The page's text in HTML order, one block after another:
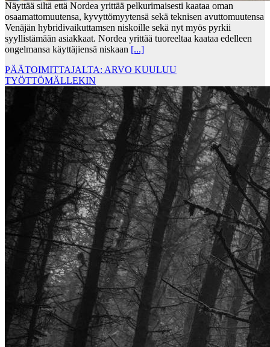
Näyttää siltä että Nordea yrittää pelkurimaisesti kaataa oman
osaamattomuutensa, kyvyttömyytensä sekä teknisen avuttomuutensa
Venäjän hybridivaikuttamsen niskoille sekä nyt myös pyrkii
syyllistämään asiakkaat. Nordea yrittää tuoreeltaa kaataa edelleen
ongelmansa käyttäjiensä niskaan [...]
PÄÄTOIMITTAJALTA: ARVO KUULUU
TYÖTTÖMÄLLEKIN